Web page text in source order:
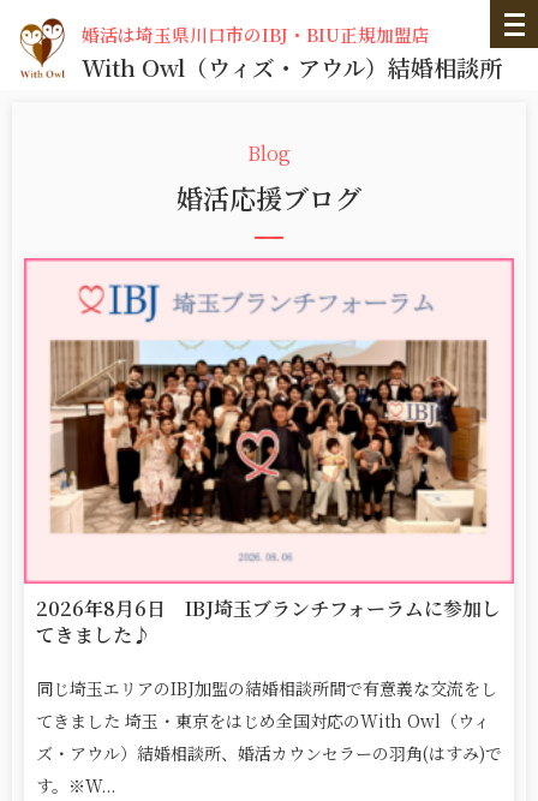
婚活は埼玉県川口市のIBJ・BIU正規加盟店
With Owl （ウィズ・アウル） 結婚相談所
婚活応援ブログ
2026年8月6日 IBJ埼玉ブランチフォーラムに参加し
てきました♪
同じ埼玉エリアのIBJ加盟の結婚相談所間で有意義な交流をし
てきました 埼玉・東京をはじめ全国対応のWith Owl（ウィ
ズ・アウル）結婚相談所、婚活カウンセラーの羽角(はすみ)で
す。※W...